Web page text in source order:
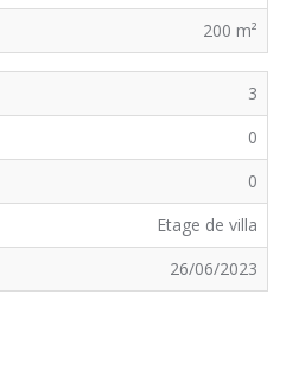
200 m²
3
0
0
Etage de villa
26/06/2023